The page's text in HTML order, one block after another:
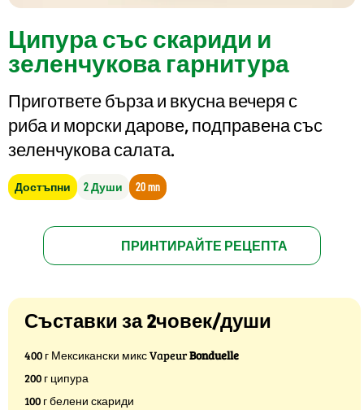
Ципура със скариди и
зеленчукова гарнитура
Пригответе бърза и вкусна вечеря с
риба и морски дарове, подправена със
зеленчукова салата.
Достъпни 2 Души 20 mn
ПРИНТИРАЙТЕ РЕЦЕПТА
Съставки за 2човек/души
400 г Мексикански микс VapeurBonduelle
200 г ципура
100 г белени скариди